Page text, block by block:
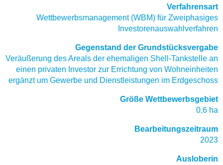
Verfahrensart
Wettbewerbsmanagement (WBM) für Zweiphasiges
Investorenauswahlverfahren
Gegenstand der Grundstücksvergabe
Veräußerung des Areals der ehemaligen Shell-Tankstelle an
einen privaten Investor zur Errichtung von Wohneinheiten
ergänzt um Gewerbe und Dienstleistungen im Erdgeschoss
Größe Wettbewerbsgebiet
0,6 ha
Bearbeitungszeitraum
2023
Ausloberin